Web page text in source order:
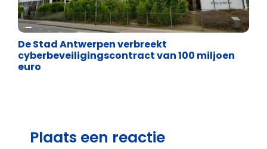
Binnenland politiek
De Stad Antwerpen verbreekt
cyberbeveiligingscontract van 100 miljoen
euro
Plaats een reactie